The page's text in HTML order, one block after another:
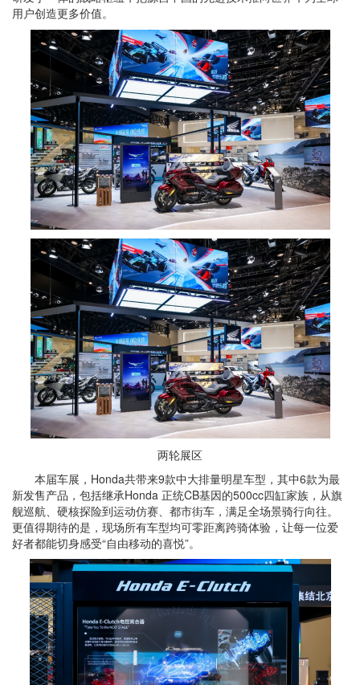
用户创造更多价值。
两轮展区
本届车展，Honda共带来9款中大排量明星车型，其中6款为最
新发售产品，包括继承Honda 正统CB基因的500cc四缸家族，从旗
舰巡航、硬核探险到运动仿赛、都市街车，满足全场景骑行向往。
更值得期待的是，现场所有车型均可零距离跨骑体验，让每一位爱
好者都能切身感受“自由移动的喜悦”。